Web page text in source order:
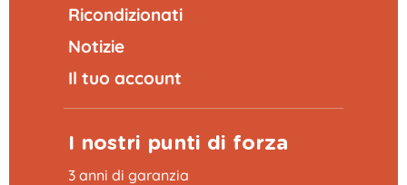
Ricondizionati
Notizie
Il tuo account
I nostri punti di forza
3 anni di garanzia